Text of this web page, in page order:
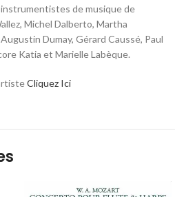
de musique de
Michel Dalberto, Martha
Dumay, Gérard Caussé, Paul
Katia et Marielle Labèque.
Cliquez Ici